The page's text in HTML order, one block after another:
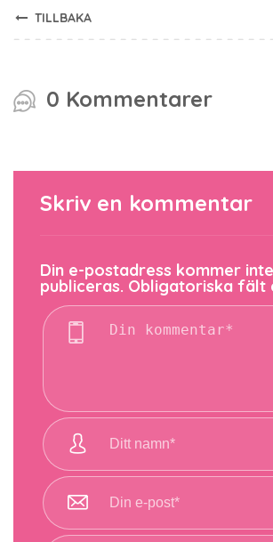
TILLBAKA
0 Kommentarer
Skriv en kommentar
Din e-postadress kommer inte
publiceras. Obligatoriska fält